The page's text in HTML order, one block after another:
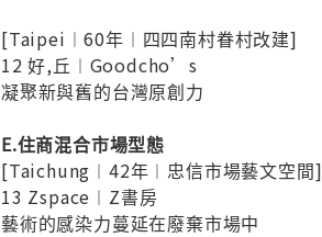
[Taipei︱60年︱四四南村眷村改建]
12 好,丘︱Goodcho’s
凝聚新與舊的台灣原創力
E.住商混合市場型態
[Taichung︱42年︱忠信市場藝文空間]
13 Zspace︱Z書房
藝術的感染力蔓延在廢棄市場中